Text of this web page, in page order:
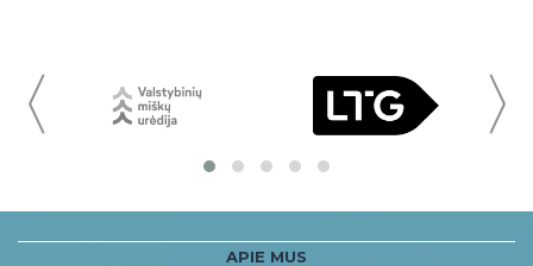
APIE MUS